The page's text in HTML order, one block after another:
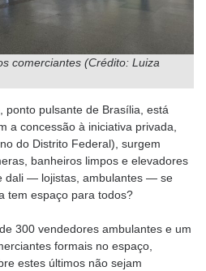
comerciantes (Crédito: Luiza
ponto pulsante de Brasília, está
a concessão à iniciativa privada,
do Distrito Federal), surgem
banheiros limpos e elevadores
dali — lojistas, ambulantes — se
tem espaço para todos?
300 vendedores ambulantes e um
formais no espaço,
estes últimos não sejam